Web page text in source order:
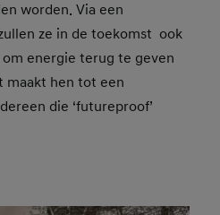
worden. Via een
ze in de toekomst ook
energie terug te geven
maakt hen tot een
die ‘futureproof’